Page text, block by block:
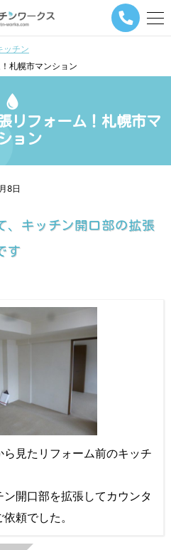
メ
ナ
ー
シ
ボ
ッチン
札幌市マンション
リフォーム！札幌市マ
ョン
8日
、キッチン開口部の拡張
す
見たリフォーム前のキッチ
開口部を拡張してカウンタ
頼でした。